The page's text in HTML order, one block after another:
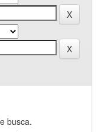
busca.